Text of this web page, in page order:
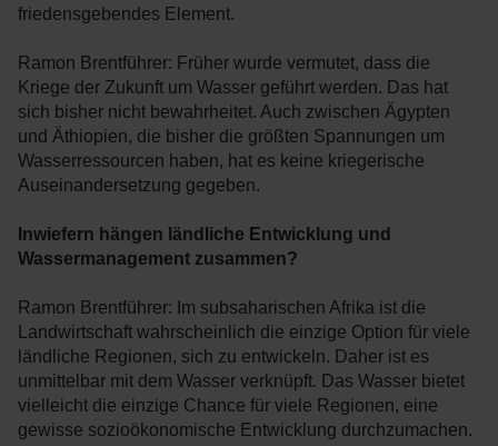
friedensgebendes Element.
Ramon Brentführer: Früher wurde vermutet, dass die
Kriege der Zukunft um Wasser geführt werden. Das hat
sich bisher nicht bewahrheitet. Auch zwischen Ägypten
und Äthiopien, die bisher die größten Spannungen um
Wasserressourcen haben, hat es keine kriegerische
Auseinandersetzung gegeben.
Inwiefern hängen ländliche Entwicklung und
Wassermanagement zusammen?
Ramon Brentführer: Im subsaharischen Afrika ist die
Landwirtschaft wahrscheinlich die einzige Option für viele
ländliche Regionen, sich zu entwickeln. Daher ist es
unmittelbar mit dem Wasser verknüpft. Das Wasser bietet
vielleicht die einzige Chance für viele Regionen, eine
gewisse sozioökonomische Entwicklung durchzumachen.